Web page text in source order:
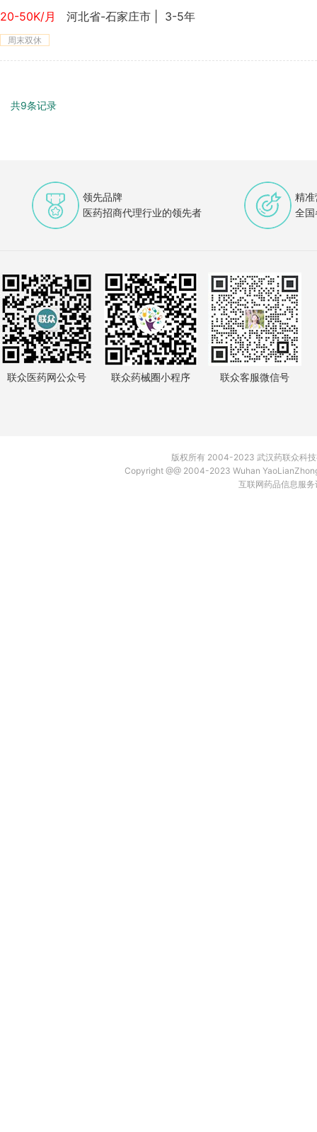
20-50K/月 河北省-石家庄市 3-5年
周末双休
共9条记录
领先品牌
医药招商代理行业的领先者
精
全
联众医药网公众号 联众药械圈小程序 联众客服微信号
版权所有 2004-2023 武汉药联众科
Copyright @@ 2004-2023 Wuhan
互联网药品信息服